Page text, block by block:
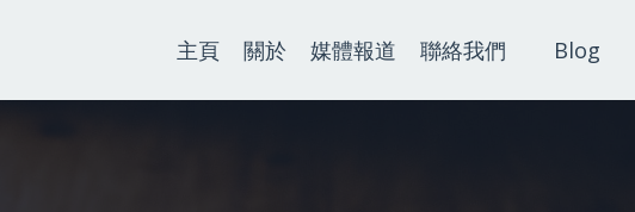
主頁 關於 媒體報道 聯絡我們 Blog